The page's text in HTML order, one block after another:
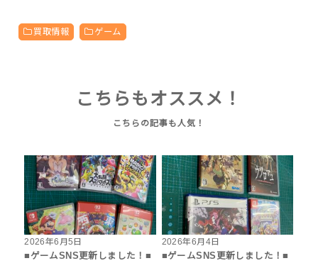
買取情報 ゲーム
こちらもオススメ！
2026年6月5日
■ゲームSNS更新しました！■
2026年6月4日
■ゲームSNS更新しました！■